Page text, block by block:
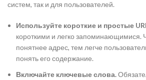
систем, так и для пользователей.
Используйте короткие и простые
короткими и легко запоминающимися.
понятнее адрес, тем легче
понять его содержание.
Включайте ключевые слова.